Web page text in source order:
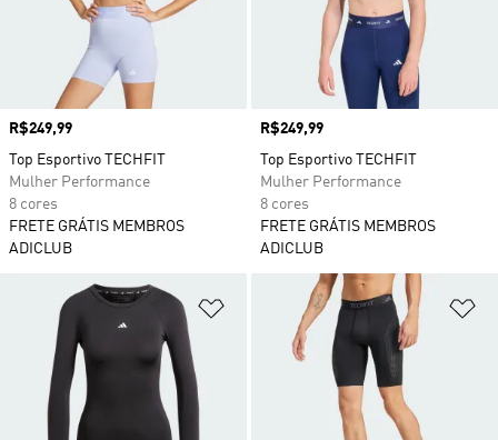
Preço
R$249,99
Top Esportivo TECHFIT
Mulher Performance
8 cores
FRETE GRÁTIS MEMBROS
ADICLUB
Preço
R$249,99
Top Esportivo TECHFIT
Mulher Performance
8 cores
FRETE GRÁTIS MEMBROS
ADICLUB
Adicionar à Lista de Desejos